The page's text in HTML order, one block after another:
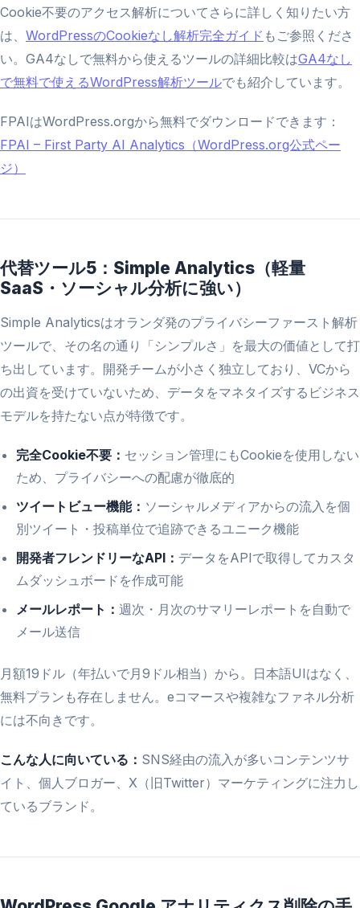
Cookie不要のアクセス解析についてさらに詳しく知りたい方
は、 WordPressのCookieなし解析完全ガイド もご参照くださ
い。GA4なしで無料から使えるツールの詳細比較はGA4なし
で無料で使えるWordPress解析ツールでも紹介しています。
FPAIはWordPress.orgから無料でダウンロードできます：
FPAI – First Party AI Analytics（WordPress.org公式ペー
ジ）
代替ツール5：Simple Analytics（軽量
SaaS・ソーシャル分析に強い）
Simple Analyticsはオランダ発のプライバシーファースト解析
ツールで、その名の通り「シンプルさ」を最大の価値として打
ち出しています。開発チームが小さく独立しており、VCから
の出資を受けていないため、データをマネタイズするビジネス
モデルを持たない点が特徴です。
完全Cookie不要： セッション管理にもCookieを使用しない
ため、プライバシーへの配慮が徹底的
ツイートビュー機能： ソーシャルメディアからの流入を個
別ツイート・投稿単位で追跡できるユニーク機能
開発者フレンドリーなAPI： データをAPIで取得してカスタ
ムダッシュボードを作成可能
メールレポート： 週次・月次のサマリーレポートを自動で
メール送信
月額19ドル（年払いで月9ドル相当）から。日本語UIはなく、
無料プランも存在しません。eコマースや複雑なファネル分析
には不向きです。
こんな人に向いている： SNS経由の流入が多いコンテンツサ
イト、個人ブロガー、X（旧Twitter）マーケティングに注力し
ているブランド。